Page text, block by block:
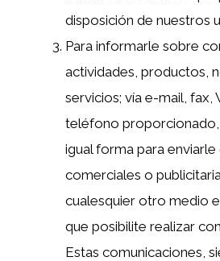
disposición de nuestros
Para informarle sobre
actividades, productos,
servicios; vía e-mail, fax,
teléfono proporcionado,
igual forma para
comerciales o
cualesquier otro medio
que posibilite realizar
Estas comunicaciones,